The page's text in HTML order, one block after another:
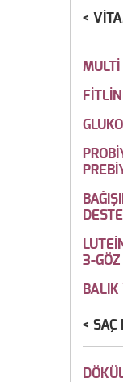
3-GÖZ
BALIK
SAÇ